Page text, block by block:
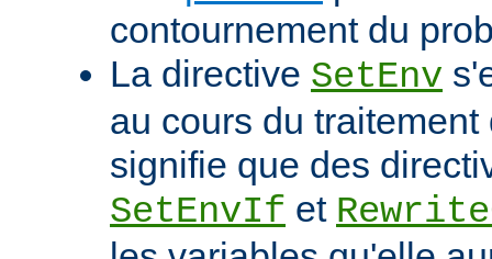
contournement du
La directive SetEnv
au cours du
signifie que des
SetEnvIf et